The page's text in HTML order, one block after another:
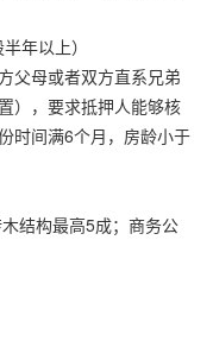
年以上）
父母或者双方直系兄弟
），要求抵押人能够核
时间满6个月，房龄小于
结构最高5成；商务公